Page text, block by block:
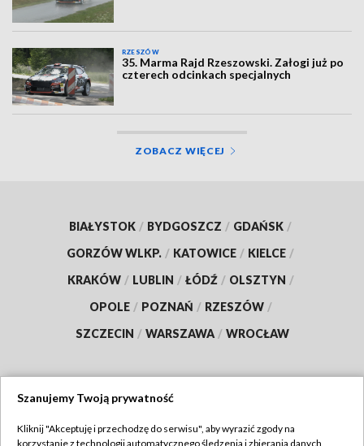
RZESZÓW
35. Marma Rajd Rzeszowski. Załogi już po
czterech odcinkach specjalnych
ZOBACZ WIĘCEJ
BIAŁYSTOK / BYDGOSZCZ / GDAŃSK /
GORZÓW WLKP. / KATOWICE / KIELCE /
KRAKÓW / LUBLIN / ŁÓDŹ / OLSZTYN /
OPOLE / POZNAŃ / RZESZÓW /
SZCZECIN / WARSZAWA / WROCŁAW
Szanujemy Twoją prywatność
Kliknij "Akceptuję i przechodzę do serwisu", aby wyrazić zgody na
korzystanie z technologii automatycznego śledzenia i zbierania danych,